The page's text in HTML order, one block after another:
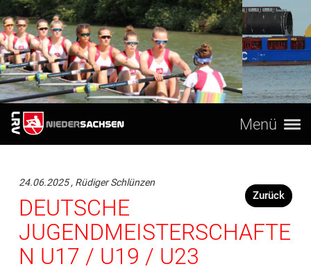
Menü
Zurück
24.06.2025, Rüdiger Schlünzen
DEUTSCHE
JUGENDMEISTERSCHAFTE
N U17 / U19 / U23